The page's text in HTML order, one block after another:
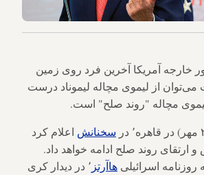
امور خارجه آمریکا آخرین فرد روی زمین
از لیموی مچاله لیموناد درست
مچاله "روند صلح" است.
سخنانش اعلام کرد
ارتقای روند صلح ادامه خواهد داد.
اسرائیلی هاآرتز
٬ در دیدار کری